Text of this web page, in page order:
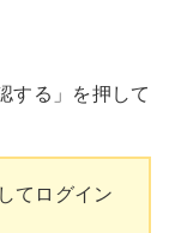
する」を押して
てログイン